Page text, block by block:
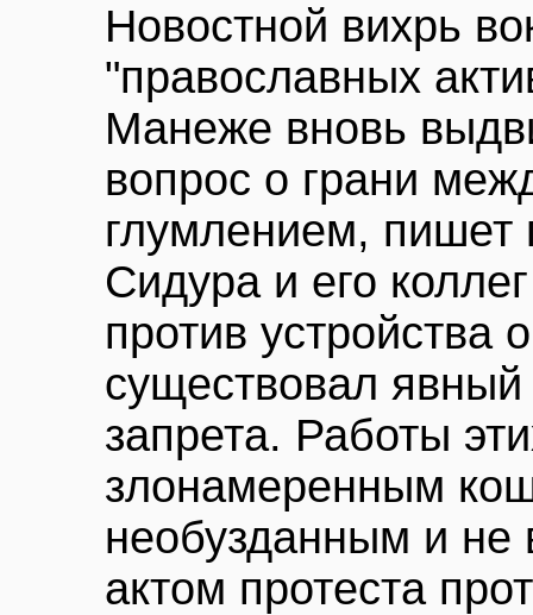
Новостной вихрь
"православных
Манеже вновь
вопрос о грани
глумлением, пишет
Сидура и его
против устройства
существовал явный
запрета. Работы
злонамеренным
необузданным и не
актом протеста